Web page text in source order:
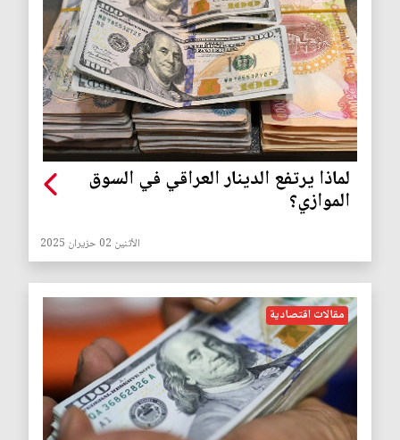
لماذا يرتفع الدينار العراقي في السوق
الموازي؟
الأثنين 02 حزيران 2025
مقالات اقتصادية